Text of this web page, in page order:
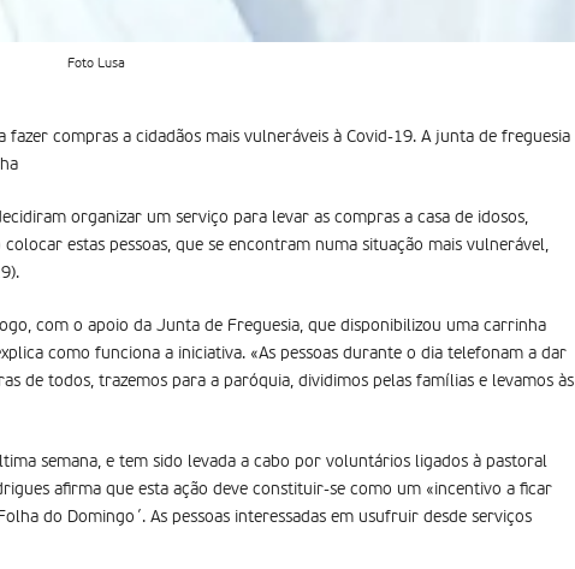
Foto Lusa
fazer compras a cidadãos mais vulneráveis à Covid-19. A junta de freguesia
organizar um serviço para levar as compras a casa de idosos,
estas pessoas, que se encontram numa situação mais vulnerável,
com o apoio da Junta de Freguesia, que disponibilizou uma carrinha
como funciona a iniciativa. «As pessoas durante o dia telefonam a dar
de todos, trazemos para a paróquia, dividimos pelas famílias e levamos às
semana, e tem sido levada a cabo por voluntários ligados à pastoral
afirma que esta ação deve constituir-se como um «incentivo a ficar
do Domingo´. As pessoas interessadas em usufruir desde serviços